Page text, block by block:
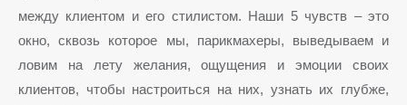
между клиентом и его стилистом. Наши 5 чувств – это
окно, сквозь которое мы, парикмахеры, выведываем и
ловим на лету желания, ощущения и эмоции своих
клиентов, чтобы настроиться на них, узнать их глубже,